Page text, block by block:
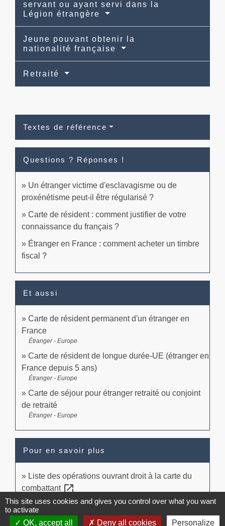
servant ou ayant servi dans la
Légion étrangère
Jeune pouvant obtenir la
nationalité française
Retraité
Textes de référence
Questions ? Réponses !
Un étranger victime d'esclavagisme ou de
proxénétisme peut-il être régularisé ?
Carte de résident : comment justifier de votre
connaissance du français ?
Étranger en France : comment acheter un timbre
fiscal ?
Et aussi
Carte de résident permanent d'un étranger en
France
Étranger - Europe
Carte de résident de longue durée-UE (étranger en
France depuis 5 ans)
Étranger - Europe
Carte de séjour pour étranger retraité ou conjoint
de retraité
Étranger - Europe
Pour en savoir plus
Liste des opérations ouvrant droit à la carte du
combattant open_in_new
Legifrance
Accords bilatéraux entrée et sejour en Franceopen_in_new
Ministère chargé de l'intérieur
This site uses cookies and gives you control over what you want
to activate
OK, accept all
Deny all cookies Personalize